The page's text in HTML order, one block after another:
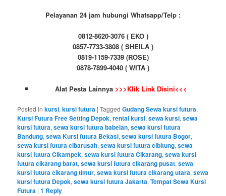
Pelayanan 24 jam hubungi Whatsapp/Telp :
0812-8620-3076 ( EKO )
0857-7733-3808 ( SHEILA )
0819-1159-7339 (ROSE)
0878-7899-4040 ( WITA )
Alat Pesta Lainnya >>>Klik Link Disini<<<
Posted in kursi,kursi futura |Tagged Gudang Sewa kursi futura,
Kursi Futura Free Setting Depok,rental kursi,sewa kursi,sewa
kursi futura,sewa kursi futura babelan,sewa kursi futura
Bandung,sewa Kursi futura Bekasi,sewa kursi futura Bogor,
sewa kursi futura cibarusah,sewa kursi futura cibitung,sewa
kursi futura Cikampek,sewa kursi futura Cikarang,sewa kursi
futura cikarang barat,sewa kursi futura cikarang pusat,sewa
kursi futura cikarang timur,sewa kursi futura cikarang utara,sewa
kursi futura Depok,sewa kursi futura Jakarta,Tempat Sewa Kursi
Futura |1 Reply